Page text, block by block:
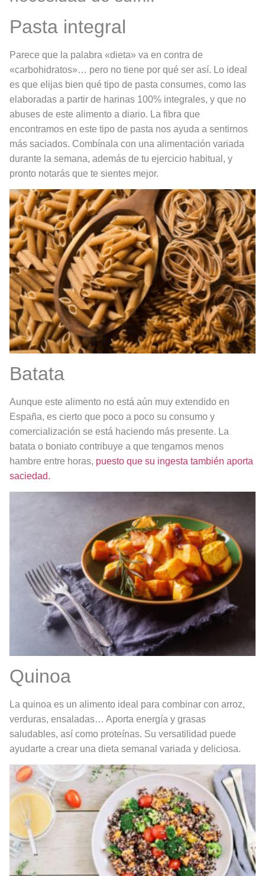
Pasta integral
Parece que la palabra «dieta» va en contra de
«carbohidratos»… pero no tiene por qué ser así. Lo ideal
es que elijas bien qué tipo de pasta consumes, como las
elaboradas a partir de harinas 100% integrales, y que no
abuses de este alimento a diario. La fibra que
encontramos en este tipo de pasta nos ayuda a sentirnos
más saciados. Combínala con una alimentación variada
durante la semana, además de tu ejercicio habitual, y
pronto notarás que te sientes mejor.
Batata
Aunque este alimento no está aún muy extendido en
España, es cierto que poco a poco su consumo y
comercialización se está haciendo más presente. La
batata o boniato contribuye a que tengamos menos
hambre entre horas, puesto que su ingesta también aporta
saciedad.
Quinoa
La quinoa es un alimento ideal para combinar con arroz,
verduras, ensaladas… Aporta energía y grasas
saludables, así como proteínas. Su versatilidad puede
ayudarte a crear una dieta semanal variada y deliciosa.